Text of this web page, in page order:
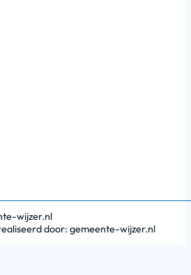
wijzer.nl
door: gemeente-wijzer.nl